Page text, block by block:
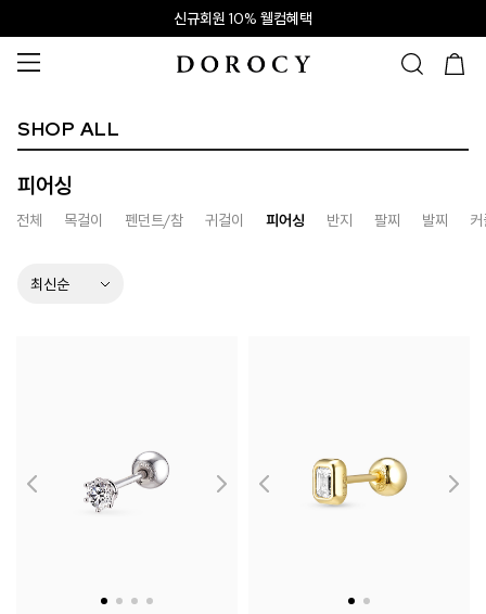
신규회원 10% 웰컴혜택
SHOP ALL
피어싱
전체 목걸이 펜던트/참 귀걸이 피어싱 반지 팔찌 발찌